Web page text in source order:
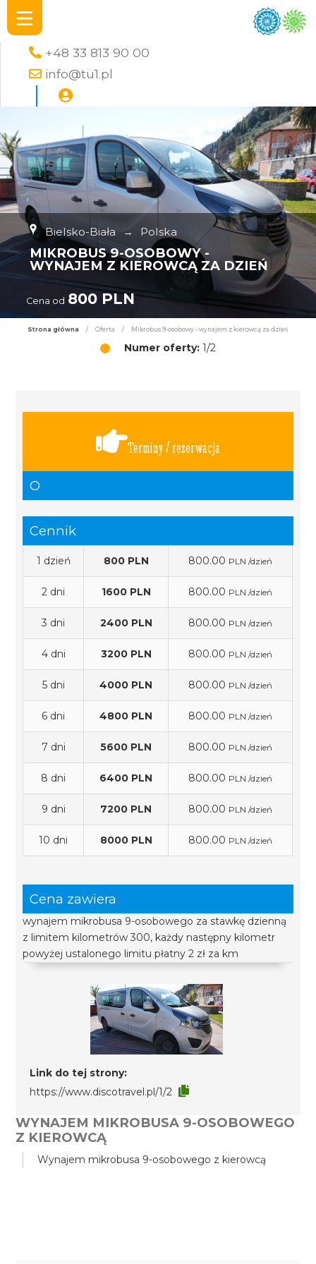
+48 33 813 90 00
info@tu1.pl
Bielsko-Biała → Polska
MIKROBUS 9-OSOBOWY -
WYNAJEM Z KIEROWCĄ ZA DZIEŃ
Cena od 800 PLN
Strona główna / Oferta / Mikrobus 9-osobowy - wynajem z kierowcą za dzień
Numer oferty: 1/2
Terminy / rezerwacja
O
Cennik
1 dzień 800 PLN 800.00 PLN /dzień
2 dni 1600 PLN 800.00 PLN /dzień
3 dni 2400 PLN 800.00 PLN /dzień
4 dni 3200 PLN 800.00 PLN /dzień
5 dni 4000 PLN 800.00 PLN /dzień
6 dni 4800 PLN 800.00 PLN /dzień
7 dni 5600 PLN 800.00 PLN /dzień
8 dni 6400 PLN 800.00 PLN /dzień
9 dni 7200 PLN 800.00 PLN /dzień
10 dni 8000 PLN 800.00 PLN /dzień
Cena zawiera
wynajem mikrobusa 9-osobowego za stawkę dzienną
z limitem kilometrów 300, każdy następny kilometr
powyżej ustalonego limitu płatny 2 zł za km
Link do tej strony:
https://www.discotravel.pl/1/2
WYNAJEM MIKROBUSA 9-OSOBOWEGO
Z KIEROWCĄ
Wynajem mikrobusa 9-osobowego z kierowcą